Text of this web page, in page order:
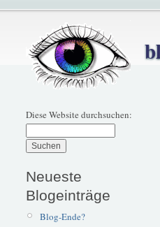
Diese Website durchsuchen:
Neueste
Blogeinträge
Blog-Ende?